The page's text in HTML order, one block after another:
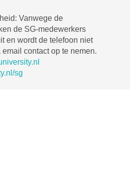
Vanwege de
de SG-medewerkers
en wordt de telefoon niet
contact op te nemen.
sg